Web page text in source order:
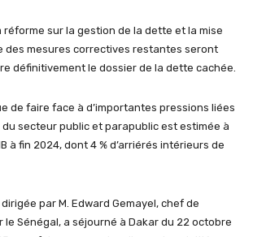
réforme sur la gestion de la dette et la mise
des mesures correctives restantes seront
définitivement le dossier de la dette cachée.
de faire face à d’importantes pressions liées
secteur public et parapublic est estimée à
à fin 2024, dont 4 % d’arriérés intérieurs de
par M. Edward Gemayel, chef de
le Sénégal, a séjourné à Dakar du 22 octobre